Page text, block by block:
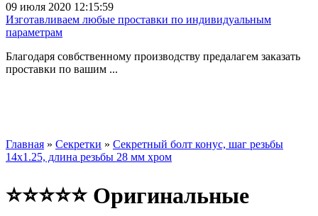
09 июля 2020 12:15:59
Изготавливаем любые проставки по индивидуальным
параметрам
Благодаря совбственному производству предалагем заказать
проставки по вашим ...
Главная » Секретки » Секретный болт конус, шаг резьбы
14x1.25, длина резьбы 28 мм хром
⭐⭐⭐⭐⭐ Оригинальные